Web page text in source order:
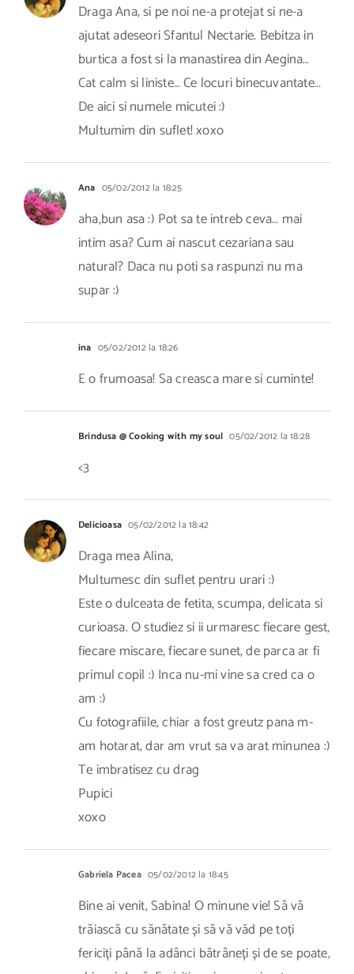
Draga Ana, si pe noi ne-a protejat si ne-a
ajutat adeseori Sfantul Nectarie. Bebitza in
burtica a fost si la manastirea din Aegina…
Cat calm si liniste… Ce locuri binecuvantate…
De aici si numele micutei :)
Multumim din suflet! xoxo
Ana 05/02/2012 la 18:25
aha,bun asa :) Pot sa te intreb ceva… mai
intim asa? Cum ai nascut cezariana sau
natural? Daca nu poti sa raspunzi nu ma
supar :)
ina 05/02/2012 la 18:26
E o frumoasa! Sa creasca mare si cuminte!
Brindusa @ Cooking with my soul 05/02/2012 la 18:28
<3
Delicioasa 05/02/2012 la 18:42
Draga mea Alina,
Multumesc din suflet pentru urari :)
Este o dulceata de fetita, scumpa, delicata si
curioasa. O studiez si ii urmaresc fiecare gest,
fiecare miscare, fiecare sunet, de parca ar fi
primul copil :) Inca nu-mi vine sa cred ca o
am :)
Cu fotografiile, chiar a fost greutz pana m-
am hotarat, dar am vrut sa va arat minunea :)
Te imbratisez cu drag
Pupici
xoxo
Gabriela Pacea 05/02/2012 la 18:45
Bine ai venit, Sabina! O minune vie! Să vă
trăiască cu sănătate și să vă văd pe toți
fericiți până la adânci bătrâneți și de se poate,